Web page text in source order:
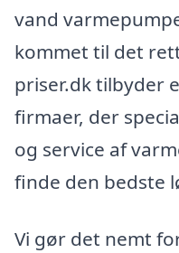
vand
kommet til det
priser.dk tilbyder
firmaer, der
og service af
finde den bedste
Vi gør det nemt